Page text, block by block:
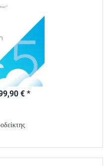
€ *